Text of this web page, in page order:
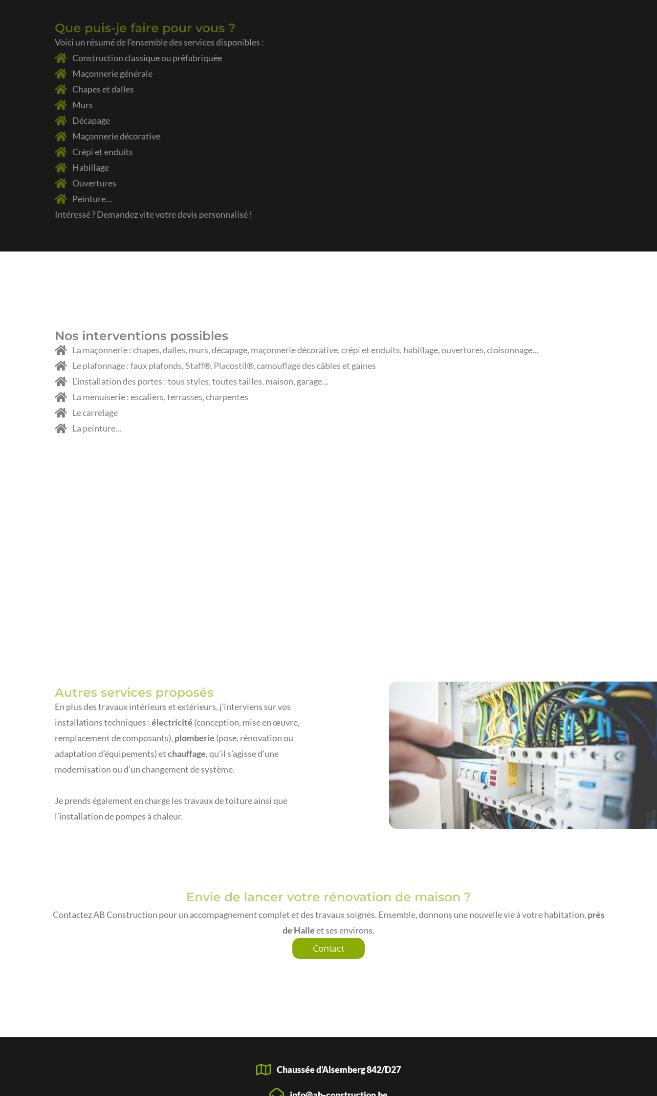
Que puis-je faire pour vous ?
Voici un résumé de l’ensemble des services disponibles :
Construction classique ou préfabriquée
Maçonnerie générale
Chapes et dalles
Murs
Décapage
Maçonnerie décorative
Crépi et enduits
Habillage
Ouvertures
Peinture…
Intéressé ? Demandez vite votredevis personnalisé !
Nos interventions possibles
La maçonnerie : chapes, dalles, murs, décapage, maçonnerie décorative, crépi et enduits, habillage, ouvertures, cloisonnage…
Le plafonnage : faux plafonds, Staff®, Placostil®, camouflage des câbles et gaines
L'installation des portes : tous styles, toutes tailles, maison, garage…
La menuiserie : escaliers, terrasses, charpentes
Le carrelage
La peinture...
Autres services proposés
En plus des travaux intérieurs et extérieurs, j’interviens sur vos
installations techniques :électricité (conception, mise en œuvre,
remplacement de composants), plomberie (pose, rénovation ou
adaptation d’équipements) etchauffage, qu’il s’agisse d’une
modernisation ou d’un changement de système.
Je prends également en charge les travaux de toiture ainsi que
l’installation de pompes à chaleur.
Envie de lancer votre rénovation de maison ?
Contactez AB Construction pour un accompagnement complet et des travaux soignés. Ensemble, donnons une nouvelle vie à votre habitation, près
de Halleet ses environs.
Contact
Chaussée d'Alsemberg 842/D27